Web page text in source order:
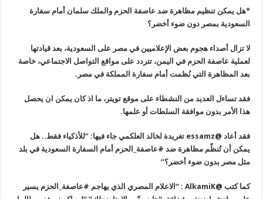
*هل يمكن تنظيم مظاهرة ضد عاصفة الحزم والملك سلمان أمام سفارة
السعودية بمصر دون ضوء أخضر؟
لا تزال أصداء هجوم بعض الإعلاميين في مصر على السعودية، بعد قيادتها
لعملية عاصفة الحزم في اليمن، تتردد على مواقع التواصل الاجتماعي، خاصة
بعد المظاهرة التي نُظمت أمام سفارة المملكة في مصر .
فقد تساءل العديد من النشطاء على موقع تويتر، ما اذ كان يمكن ان يحصل
هذا الأمر بدون موافقة السلطات أو علمها.
فقد أعاد @essamz
تغريدة لخالد العلكمي جاء فيها: “للأذكياء فقط.. هل
يمكن أن تُنظّم مظاهرة ضد #عاصفة_الحزم أمام السفارة السعودية في بلد
مثل مصر بدون ضوء أخضر؟“
كما كتب @AlkamiK : “
الاعلام المصري الذي يهاجم #عاصفة_الحزم يسير